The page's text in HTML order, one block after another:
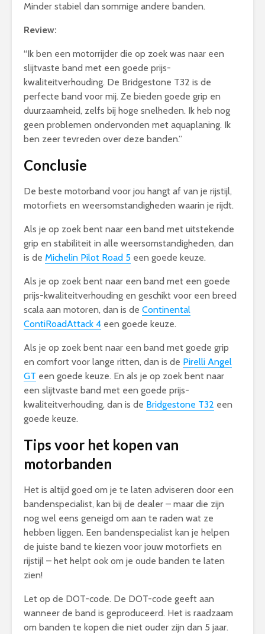
Minder stabiel dan sommige andere banden.
Review:
“Ik ben een motorrijder die op zoek was naar een
slijtvaste band met een goede prijs-
kwaliteitverhouding. De Bridgestone T32 is de
perfecte band voor mij. Ze bieden goede grip en
duurzaamheid, zelfs bij hoge snelheden. Ik heb nog
geen problemen ondervonden met aquaplaning. Ik
ben zeer tevreden over deze banden.”
Conclusie
De beste motorband voor jou hangt af van je rijstijl,
motorfiets en weersomstandigheden waarin je rijdt.
Als je op zoek bent naar een band met uitstekende
grip en stabiliteit in alle weersomstandigheden, dan
is de Michelin Pilot Road 5 een goede keuze.
Als je op zoek bent naar een band met een goede
prijs-kwaliteitverhouding en geschikt voor een breed
scala aan motoren, dan is de Continental
ContiRoadAttack 4 een goede keuze.
Als je op zoek bent naar een band met goede grip
en comfort voor lange ritten, dan is de Pirelli Angel
GT een goede keuze. En als je op zoek bent naar
een slijtvaste band met een goede prijs-
kwaliteitverhouding, dan is de Bridgestone T32 een
goede keuze.
Tips voor het kopen van
motorbanden
Het is altijd goed om je te laten adviseren door een
bandenspecialist, kan bij de dealer – maar die zijn
nog wel eens geneigd om aan te raden wat ze
hebben liggen. Een bandenspecialist kan je helpen
de juiste band te kiezen voor jouw motorfiets en
rijstijl – het helpt ook om je oude banden te laten
zien!
Let op de DOT-code. De DOT-code geeft aan
wanneer de band is geproduceerd. Het is raadzaam
om banden te kopen die niet ouder zijn dan 5 jaar.